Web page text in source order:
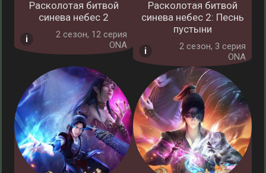
Расколотая битвой
синева небес 2
2 cезон, 12 серия
ONA
Расколотая битвой
синева небес 2: Песнь
пустыни
2 cезон, 3 серия
ONA